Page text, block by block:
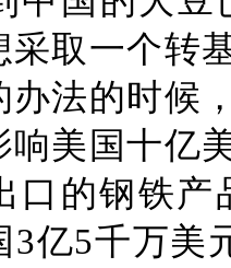
采取一个转
办法的时候
响美国十亿
口的钢铁产
3亿5千万美